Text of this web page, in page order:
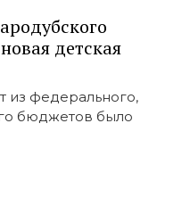
детская
из федерального,
бюджетов было